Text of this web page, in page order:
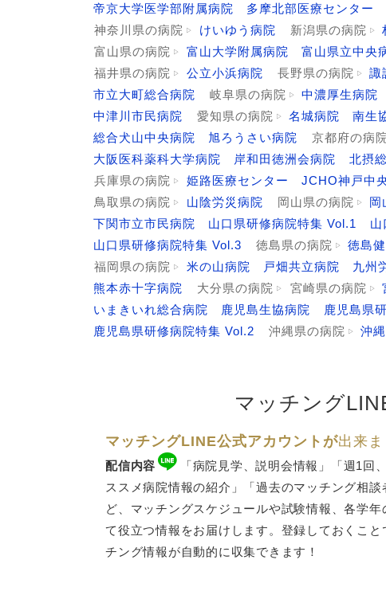
帝京大学医学部附属病院
多摩北部医療センター
神奈川県の病院
けいゆう病院 新潟県の病院
富山県の病院
富山大学附属病院 富山県立中央
福井県の病院
公立小浜病院 長野県の病院 諏
市立大町総合病院
岐阜県の病院 中濃厚生病院
中津川市民病院
愛知県の病院 名城病院 南生
総合犬山中央病院
旭ろうさい病院 京都府の病院
大阪医科薬科大学病院
岸和田徳洲会病院 北摂
兵庫県の病院
姫路医療センター JCHO神戸中
鳥取県の病院
山陰労災病院 岡山県の病院 岡
下関市立市民病院
山口県研修病院特集 Vol.1
山
山口県研修病院特集 Vol.3
徳島県の病院 徳島
福岡県の病院
米の山病院 戸畑共立病院 九州
熊本赤十字病院
大分県の病院 宮崎県の病院
いまきいれ総合病院
鹿児島生協病院
鹿児島県
鹿児島県研修病院特集 Vol.2
沖縄県の病院 沖
マッチング
マッチングLINE公式アカウントが出来ま
配信内容
「病院見学、説明会情報」「週1回
ススメ病院情報の紹介」「過去のマッチング相談
ど、 マッチングスケジュールや試験情報、各学年
て役立つ情報をお届けします。登録しておくこと
チング情報が自動的に収集できます！